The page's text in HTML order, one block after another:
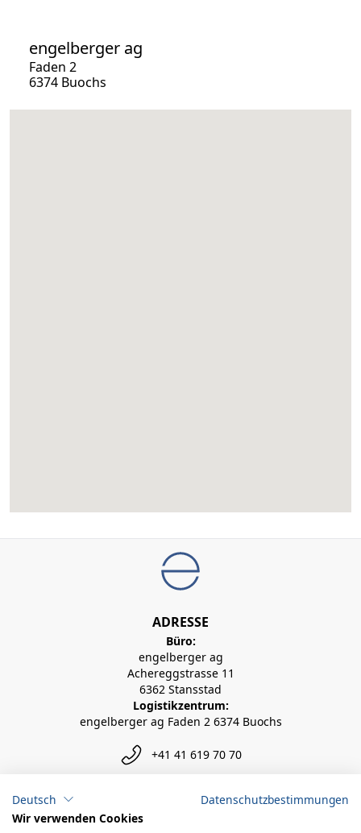
engelberger ag
Faden 2
6374 Buochs
ADRESSE
Büro:
engelberger ag
Achereggstrasse 11
6362 Stansstad
Logistikzentrum:
engelberger ag Faden 2 6374 Buochs
+41 41 619 70 70
info@engelberger.ch
Deutsch
Datenschutzbestimmungen
Wir verwenden Cookies